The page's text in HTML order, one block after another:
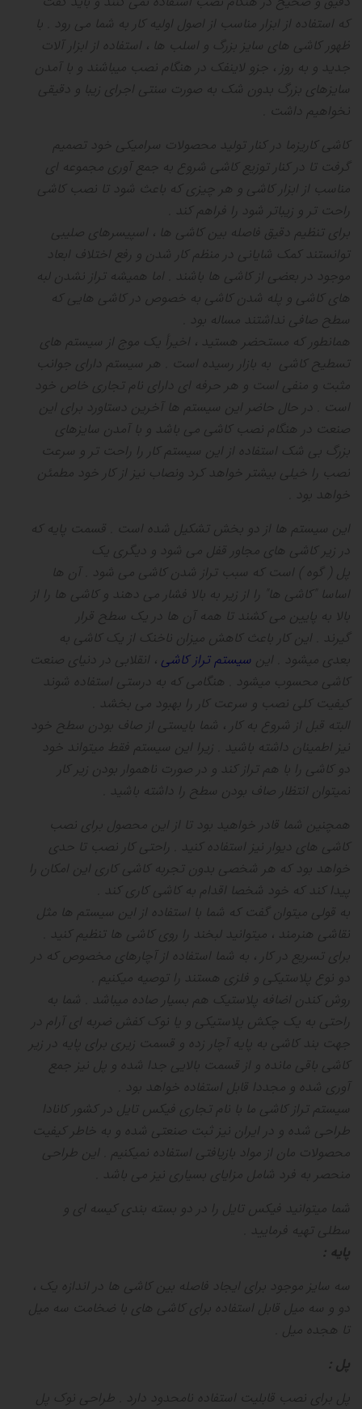
که استفاده از ابزار مناسب از اصول اولیه کار به شما می رود
با
ظهور کاشی های سایز بزرگ و اسلب ها ، استفاده از ابزار آلات
جدید و به روز ، جزو لاینفک در هنگام نصب میباشند و با آمدن
سایزهای بزرگ بدون شک به صورت سنتی اجرای زیبا و دقیقی
نخواهیم داشت
کاشی کاریزما در کنار تولید محصولات سرامیکی خود تصمیم
گرفت تا در کنار توزیع کاشی شروع به جمع آوری مجموعه ای
مناسب از ابزار کاشی و هر چیزی که باعث شود تا نصب کاشی
راحت تر و زیباتر شود را فراهم کند
برای تنظیم دقیق فاصله بین کاشی ها ، اسپیسرهای صلیبی
توانستند کمک شایانی در منظم کار شدن و رفع اختلاف ابعاد
موجود در بعضی از کاشی ها باشند
اما همیشه تراز نشدن لبه
های کاشی و پله شدن کاشی به خصوص در کاشی هایی که
سطح صافی نداشتند مساله بود
همانطور که مستحضر هستید ، اخیرأ یک موج از سیستم های
تسطیح کاشی به بازار رسیده است
هر سیستم دارای جوانب
مثبت و منفی است و هر حرفه ای دارای نام تجاری خاص خود
است
در حال حاضر این سیستم ها آخرین دستاورد برای این
صنعت در هنگام نصب کاشی می باشد و با آمدن سایزهای
بزرگ بی شک استفاده از این سیستم کار را راحت تر و سرعت
نصب را خیلی بیشتر خواهد کرد ونصاب نیز از کار خود مطمئن
خواهد بود
این سیستم ها از دو بخش تشکیل شده است
قسمت پایه که
در زیر کاشی های مجاور قفل می شود و دیگری یک
پل ( گوه ) است که سبب تراز شدن کاشی می شود
آن ها
اساسا کاشی ها
را از زیر به بالا فشار می دهند و کاشی ها را از
بالا به پایین می کشند تا همه آن ها در یک سطح قرار
گیرند
این کار باعث کاهش میزان ناخنک از یک کاشی به
بعدی میشود
این سیستم تراز کاشی ، انقلابی در دنیای صنعت
کاشی محسوب میشود
هنگامی که به درستی استفاده شوند
کیفیت کلی نصب و سرعت کار را بهبود می بخشد
البته قبل از شروع به کار ، شما بایستی از صاف بودن سطح خود
نیز اطمینان داشته باشید
زیرا این سیستم فقط میتواند خود
دو کاشی را با هم تراز کند و در صورت ناهموار بودن زیر کار
نمیتوان انتظار صاف بودن سطح را داشته باشید
همچنین شما قادر خواهید بود تا از این محصول برای نصب
کاشی های دیوار نیز استفاده کنید
راحتی کار نصب تا حدی
خواهد بود که هر شخصی بدون تجربه کاشی کاری این امکان را
پیدا کند که خود شخصا اقدام به کاشی کاری کند
به قولی میتوان گفت که شما با استفاده از این سیستم ها مثل
نقاشی هنرمند ، میتوانید لبخند را روی کاشی ها تنظیم کنید
برای تسریع در کار ، به شما استفاده از آچارهای مخصوص که در
دو نوع پلاستیکی و فلزی هستند را توصیه میکنیم
روش کندن اضافه پلاستیک هم بسیار صاده میباشد
شما به
راحتی به یک چکش پلاستیکی و یا نوک کفش ضربه ای آرام در
جهت بند کاشی به پایه آچار زده و قسمت زیری برای پایه در زیر
کاشی باقی مانده و از قسمت بالایی جدا شده و پل نیز جمع
آوری شده و مجددا قابل استفاده خواهد بود
سیستم تراز کاشی ما با نام تجاری فیکس تایل در کشور کانادا
طراحی شده و در ایران نیز ثبت صنعتی شده و به خاطر کیفیت
محصولات مان از مواد بازیافتی استفاده نمیکنیم این طراحی
منحصر به فرد شامل مزایای بسیاری نیز می باشد
شما میتوانید فیکس تایل را در دو بسته بندی کیسه ای و
سطلی تهیه فرمایید
پایه :
سه سایز موجود برای ایجاد فاصله بین کاشی ها در اندازه یک ،
دو و سه میل قابل استفاده برای کاشی های با ضخامت سه میل
تا هجده میل
پل :
پل برای نصب قابلیت استفاده نامحدود دارد
طراحی نوک پل